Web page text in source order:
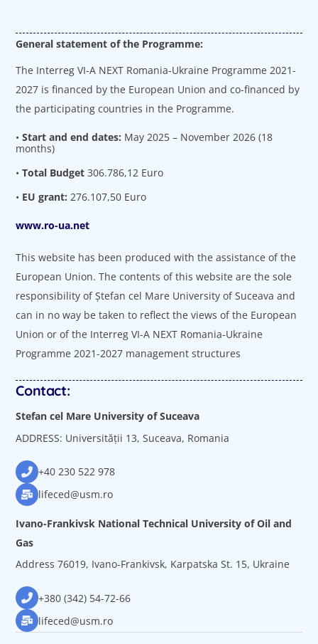
General statement of the Programme:
The Interreg VI-A NEXT Romania-Ukraine Programme 2021-
2027 is financed by the European Union and co-financed by
the participating countries in the Programme.
•Start and end dates: May 2025 – November 2026 (18
months)
•Total Budget 306.786,12 Euro
• EU grant: 276.107,50 Euro
www.ro-ua.net
This website has been produced with the assistance of the
European Union. The contents of this website are the sole
responsibility of Ștefan cel Mare University of Suceava and
can in no way be taken to reflect the views of the European
Union or of the Interreg VI-A NEXT Romania-Ukraine
Programme 2021-2027 management structures
Contact:
Stefan cel Mare University of Suceava
ADDRESS: Universității 13, Suceava, Romania
+40 230 522 978
lifeced@usm.ro
Ivano-Frankivsk National Technical University of Oil and
Gas
Address 76019, Ivano-Frankivsk, Karpatska St. 15, Ukraine
+380 (342) 54-72-66
lifeced@usm.ro